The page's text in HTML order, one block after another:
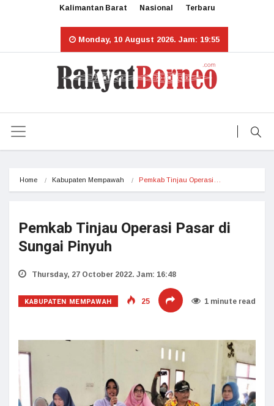
Kalimantan Barat Nasional Terbaru
Monday, 10 August 2026. Jam: 19:55
Home Kabupaten Mempawah Pemkab Tinjau Operasi…
Pemkab Tinjau Operasi Pasar di
Sungai Pinyuh
Thursday, 27 October 2022. Jam: 16:48
KABUPATEN MEMPAWAH 25 1 minute read